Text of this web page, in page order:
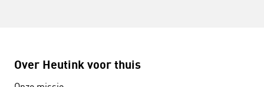
Over Heutink voor thuis